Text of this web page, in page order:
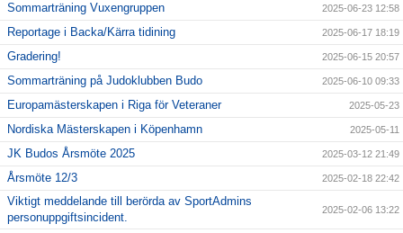
Sommarträning Vuxengruppen 2025-06-23 12:58
Reportage i Backa/Kärra tidining 2025-06-17 18:19
Gradering! 2025-06-15 20:57
Sommarträning på Judoklubben Budo 2025-06-10 09:33
Europamästerskapen i Riga för Veteraner 2025-05-23
Nordiska Mästerskapen i Köpenhamn 2025-05-11
JK Budos Årsmöte 2025 2025-03-12 21:49
Årsmöte 12/3 2025-02-18 22:42
Viktigt meddelande till berörda av SportAdmins
personuppgiftsincident.
2025-02-06 13:22